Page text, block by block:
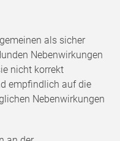
als sicher
Nebenwirkungen
nicht korrekt
empfindlich auf die
Nebenwirkungen